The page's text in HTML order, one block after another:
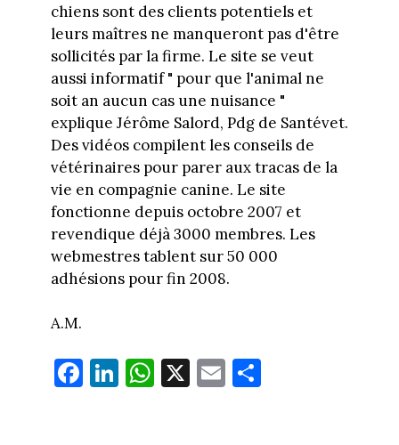
chiens sont des clients potentiels et
leurs maîtres ne manqueront pas d'être
sollicités par la firme. Le site se veut
aussi informatif " pour que l'animal ne
soit an aucun cas une nuisance "
explique Jérôme Salord, Pdg de Santévet.
Des vidéos compilent les conseils de
vétérinaires pour parer aux tracas de la
vie en compagnie canine. Le site
fonctionne depuis octobre 2007 et
revendique déjà 3000 membres. Les
webmestres tablent sur 50 000
adhésions pour fin 2008.
A.M.
Fa
ce
Li
nk
W
ha
X E
m
Pa
rt